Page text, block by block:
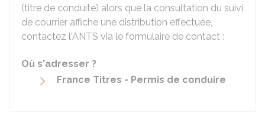
(titre de conduite) alors que la consultation du suivi
de courrier affiche une distribution effectuée,
contactez l'ANTS via le formulaire de contact :
Où s'adresser ?
France Titres - Permis de conduire